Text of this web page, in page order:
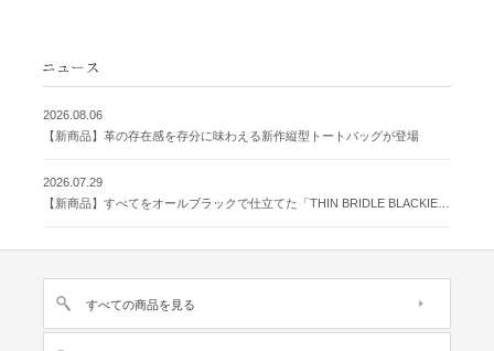
2026.08.06
【新商品】革の存在感を存分に味わえる新作縦型トートバッグが登場
2026.07.29
すべての商品を見る